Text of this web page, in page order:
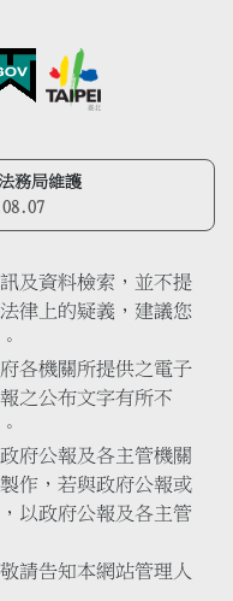
務局維護
及資料檢索，並不提
律上的疑義，建議您
各機關所提供之電子
之公布文字有所不
府公報及各主管機關
作，若與政府公報或
以政府公報及各主管
請告知本網站管理人